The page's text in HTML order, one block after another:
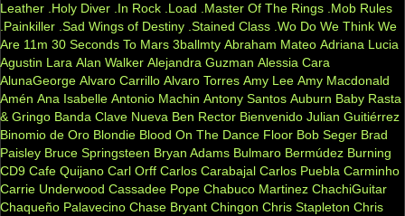
Leather .Holy Diver .In Rock .Load .Master Of The Rings .Mob Rules
.Painkiller .Sad Wings of Destiny .Stained Class .Wo Do We Think We
Are 11m 30 Seconds To Mars 3ballmty Abraham Mateo Adriana Lucia
Agustin Lara Alan Walker Alejandra Guzman Alessia Cara
AlunaGeorge Alvaro Carrillo Alvaro Torres Amy Lee Amy Macdonald
Amén Ana Isabelle Antonio Machin Antony Santos Auburn Baby Rasta
& Gringo Banda Clave Nueva Ben Rector Bienvenido Julian Guitiérrez
Binomio de Oro Blondie Blood On The Dance Floor Bob Seger Brad
Paisley Bruce Springsteen Bryan Adams Bulmaro Bermúdez Burning
CD9 Cafe Quijano Carl Orff Carlos Carabajal Carlos Puebla Carminho
Carrie Underwood Cassadee Pope Chabuco Martinez ChachiGuitar
Chaqueño Palavecino Chase Bryant Chingon Chris Stapleton Chris